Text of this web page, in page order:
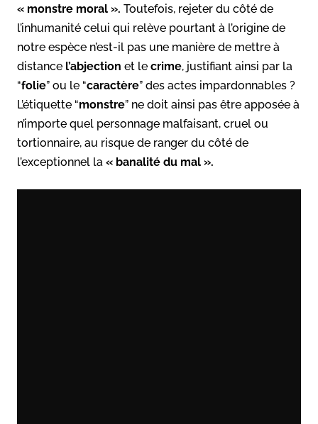
« monstre moral ». Toutefois, rejeter du côté de
l’inhumanité celui qui relève pourtant à l’origine de
notre espèce n’est-il pas une manière de mettre à
distance l’abjection et le crime, justifiant ainsi par la
“folie” ou le “caractère” des actes impardonnables ?
L’étiquette “monstre” ne doit ainsi pas être apposée à
n’importe quel personnage malfaisant, cruel ou
tortionnaire, au risque de ranger du côté de
l’exceptionnel la « banalité du mal ».